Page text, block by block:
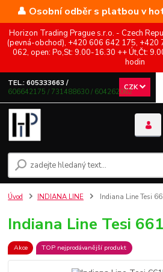
👤 Osobní odběr s platbou v
Horizon Trading Prague s.r.o. - Czech
(pevná-obchod), +420 606 642 175,
062, open: Po,St: 9.00-16.30 ++ Út,Čt:
hodin
CZK
TEL.: 605333663 /
606642175 / 731488630 / 604262062
Úvod INDIANA LINE Indiana Line Tesi
Indiana Line Tesi
Akce TOP nejprodávanější produkt